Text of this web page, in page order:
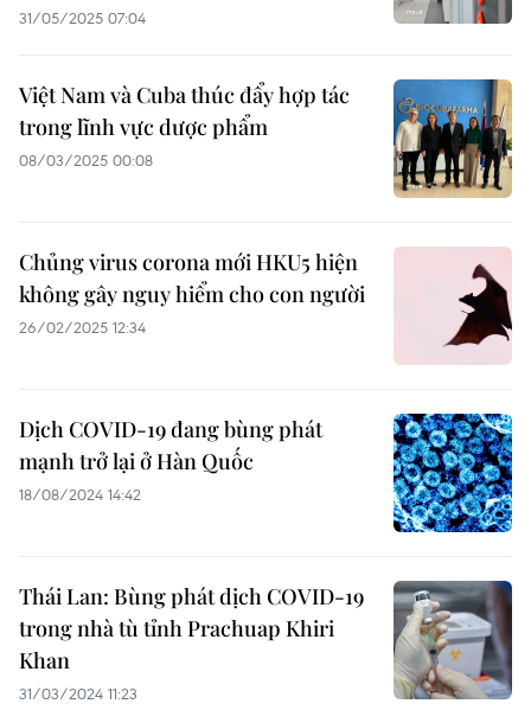
31/05/2025 07:04
Việt Nam và Cuba thúc đẩy hợp tác
trong lĩnh vực dược phẩm
08/03/2025 00:08
Chủng virus corona mới HKU5 hiện
không gây nguy hiểm cho con người
26/02/2025 12:34
Dịch COVID-19 đang bùng phát
mạnh trở lại ở Hàn Quốc
18/08/2024 14:42
Thái Lan: Bùng phát dịch COVID-19
trong nhà tù tỉnh Prachuap Khiri
Khan
31/03/2024 11:23